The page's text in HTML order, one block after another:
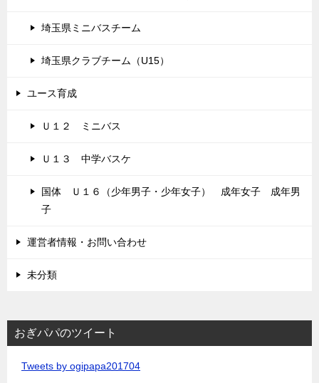
埼玉県ミニバスチーム
埼玉県クラブチーム（U15）
ユース育成
Ｕ１２ ミニバス
Ｕ１３ 中学バスケ
国体 Ｕ１６（少年男子・少年女子） 成年女子 成年男
子
運営者情報・お問い合わせ
未分類
おぎパパのツイート
Tweets by ogipapa201704